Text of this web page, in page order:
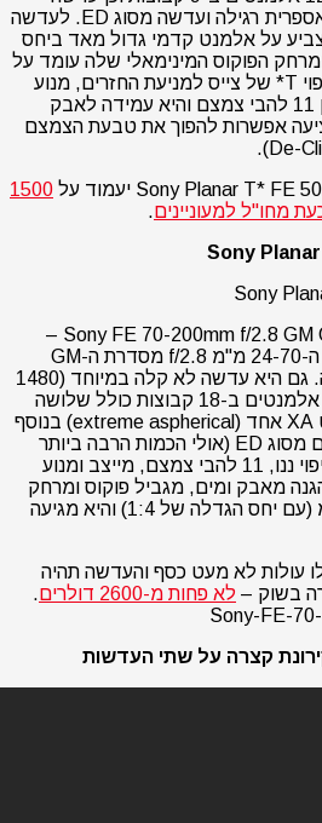
אספרית מתקדמת, עדשה אספרית רגילה ועדשה מסוג ED. לעדשה
72 מ"מ (המצביע על אלמנט קדמי גדול מאד ביחס
ומרחק הפוקוס המינימאלי שלה עומד על
45 ס"מ). העדשה כוללת ציפוי T* של צייס למניעת החזרים, מנוע
פוקוס אולטרסוני (SSM) וכן 11 להבי צמצם והיא עמידה לאבק
אפשרות להפוך את טבעת הצמצם
1500
מחו"ל למעוניינים.
העדשה השנייה היא ה-Sony FE 70-200mm f/2.8 GM OSS –
העדשה המשלימה לעדשת ה-24-70 מ"מ f/2.8 מסדרת ה-GM
שהוכרזה מוקדם יותר השנה. גם היא עדשה לא קלה במיוחד (1480
גרם) בעלת לא פחות מ-23 אלמנטים ב-18 קבוצות כולל שלושה
אלמנטים אספריים ואלמנט XA אחד (extreme aspherical) בנוסף
ללא פחות משישה אלמנטים מסוג ED (אולי הכמות הרבה ביותר
בעדשה כלשהי). לעדשה ציפוי ננו, 11 להבי צמצם, מייצב ומנוע
מאבק ומים, מגביל פוקוס ומרחק
פוקוס מינימאלי של 96 ס"מ (עם יחס הגדלה של 1:4) והיא מגיעה
עולות לא מעט כסף והעדשה תהיה
לא פחות מ-2600 דולרים .